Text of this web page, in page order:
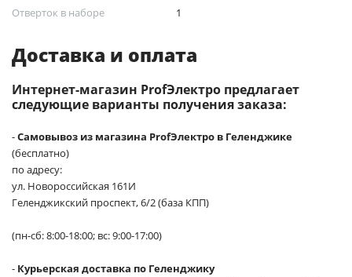
Отверток в наборе 1
Доставка и оплата
Интернет-магазин ProfЭлектро предлагает
следующие варианты получения заказа:
-Самовывоз из магазина ProfЭлектро в Геленджике
(бесплатно)
по адресу:
ул. Новороссийская 161И
Геленджикский проспект, 6/2 (база КПП)
(пн-сб: 8:00-18:00; вс: 9:00-17:00)
- Курьерская доставка по Геленджику